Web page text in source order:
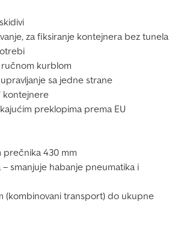
za fiksiranje kontejnera bez tunela
ručnom kurblom
sa jedne strane
kontejnere
preklopima prema EU
prečnika 430 mm
smanjuje habanje pneumatika i
(kombinovani transport) do ukupne